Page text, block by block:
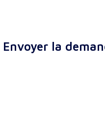
Envoyer la